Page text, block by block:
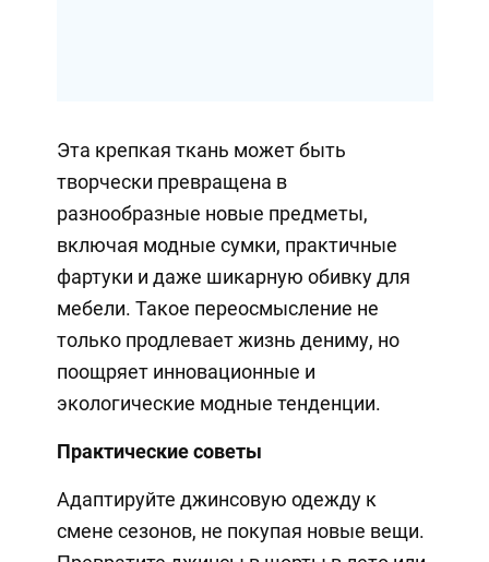
Эта крепкая ткань может быть
творчески превращена в
разнообразные новые предметы,
включая модные сумки, практичные
фартуки и даже шикарную обивку для
мебели. Такое переосмысление не
только продлевает жизнь дениму, но
поощряет инновационные и
экологические модные тенденции.
Практические советы
Адаптируйте джинсовую одежду к
смене сезонов, не покупая новые вещи.